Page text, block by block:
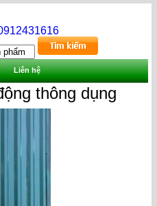
Liên hệ
thông dụng